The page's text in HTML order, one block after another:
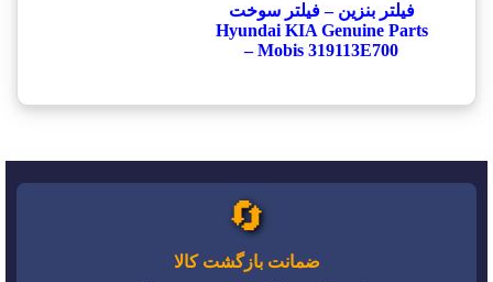
فیلتر بنزین – فیلتر سوخت
Hyundai KIA Genuine Parts
– Mobis 319113E700
🔄
ضمانت بازگشت کالا